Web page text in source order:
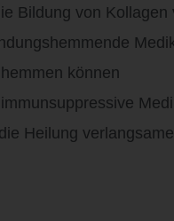
Bildung von
können
Heilung